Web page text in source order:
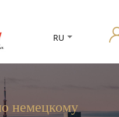
RU
немецкому